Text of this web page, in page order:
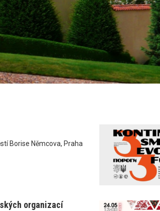
Borise Němcova, Praha
organizací